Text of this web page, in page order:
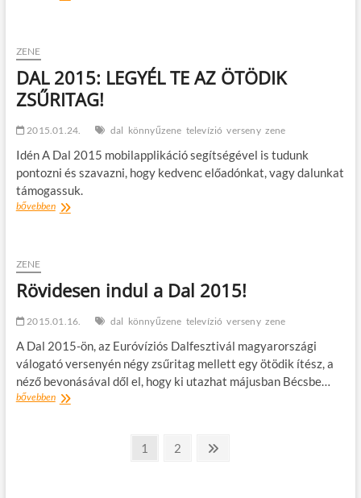
ZENE
DAL 2015: LEGYÉL TE AZ ÖTÖDIK
ZSŰRITAG!
2015.01.24. dal könnyűzene televízió verseny zene
Idén A Dal 2015 mobilapplikáció segítségével is tudunk
pontozni és szavazni, hogy kedvenc előadónkat, vagy dalunkat
támogassuk.
bővebbenDAL
ZSŰRITAG!
ZENE
Rövidesen indul a Dal 2015!
2015.01.16. dal könnyűzene televízió verseny zene
A Dal 2015-ön, az Euróvíziós Dalfesztivál magyarországi
válogató versenyén négy zsűritag mellett egy ötödik ítész, a
néző bevonásával dől el, hogy ki utazhat májusban Bécsbe…
bővebbenRövidesen
oldal
1 oldal
2